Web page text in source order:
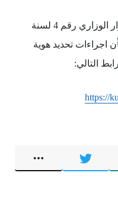
تتيح هذه الخدمة إمكانية تحميل القرار الوزاري رقم 4 لسنة
اجراءات تحديد هوية
التالي:
https://